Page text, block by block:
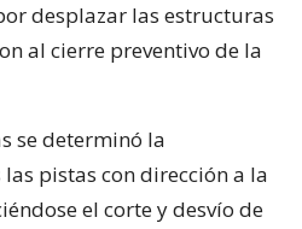
desplazar las estructuras
al cierre preventivo de la
se determinó la
pistas con dirección a la
el corte y desvío de